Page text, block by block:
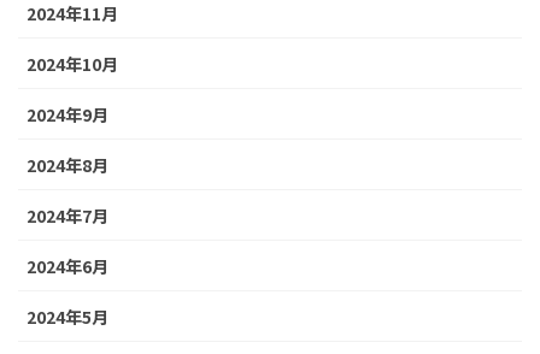
2024年11月
2024年10月
2024年9月
2024年8月
2024年7月
2024年6月
2024年5月